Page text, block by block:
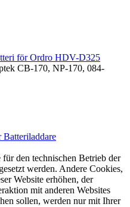
för Ordro HDV-D325
CB-170, NP-170, 084-
Batteriladdare
den technischen Betrieb der
werden. Andere Cookies,
Website erhöhen, der
mit anderen Websites
sollen, werden nur mit Ihrer